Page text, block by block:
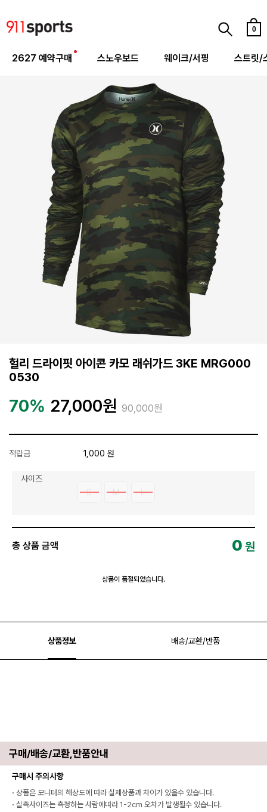
0
2627 예약구매 스노우보드 웨이크/서핑 스트릿/
헐리 드라이핏 아이콘 카모 래쉬가드 3KE MRG000
0530
70% 27,000원 90,000원
적립금 1,000 원
사이즈
S
M L
총 상품 금액 0 원
상품이 품절되었습니다.
상품정보 배송/교환/반품
구매/배송/교환,반품안내
구매시 주의사항
· 상품은 모니터의 해상도에 따라 실제상품과 차이가 있을수 있습니다.
· 실측사이즈는 측정하는 사람에따라 1-2cm 오차가 발생될수 있습니다.